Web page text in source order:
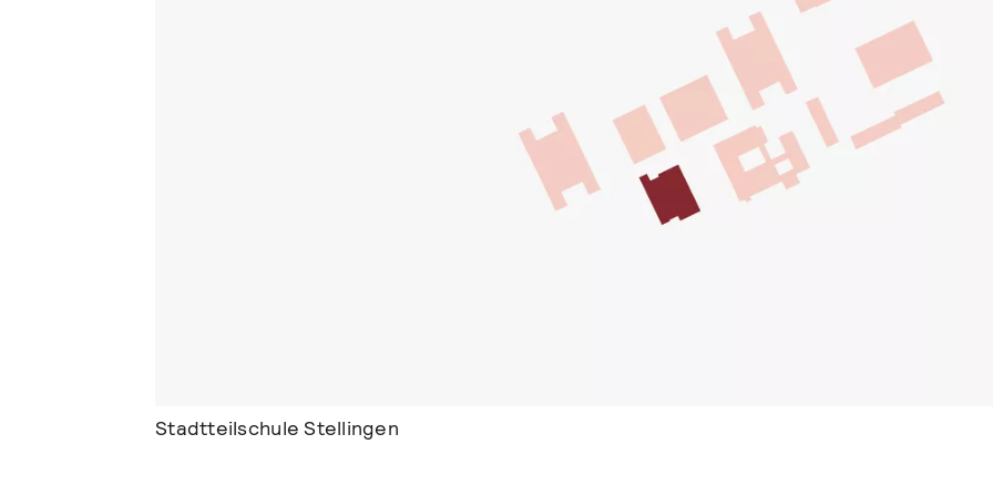
Stadtteilschule Stellingen